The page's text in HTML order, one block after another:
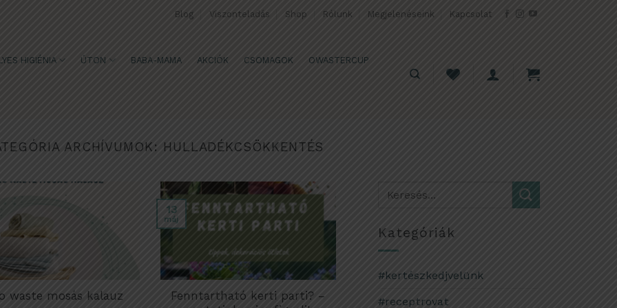
Blog Viszonteladás Shop Rólunk Megjelenéseink Kapcsolat
HIGIÉNIA ÚTON BABA-MAMA AKCIÓK CSOMAGOK OWASTERCUP
ARCHÍVUMOK: HULLADÉKCSÖKKENTÉS
waste mosás kalauz
Fenntartható kerti parti? –
13
máj
Kategóriák
#kertészkedjvelünk
#receptrovat